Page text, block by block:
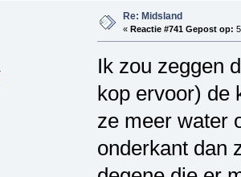
Re: Midsland
« Reactie #741 Gepost op:
Ik zou zeggen
kop ervoor) de
ze meer water
onderkant dan